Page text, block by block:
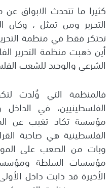
كثيرا ما تتحدث الابواق
التحرير ومن تمثل ،
تحتكر فقط في منظمة
أين ذهبت منظمة التحرير
الشرعي والوحيد للشعب
فالمنظمة التي وُلدت
الفلسطينيين، في الداخل
مؤسسة تكاد تغيب عن
الفلسطينية هي صاحبة
وبات من الصعب على
مؤسسات السلطة
الأخيرة قد ذابت داخل